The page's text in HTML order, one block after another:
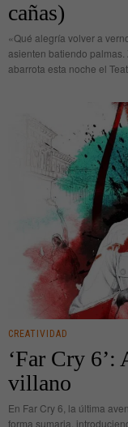
cañas)
«Qué alegría volver a
asienten batiendo
abarrota esta noche el
CREATIVIDAD
‘Far Cry 6’:
villano
En Far Cry 6, la última
forma sumaria,